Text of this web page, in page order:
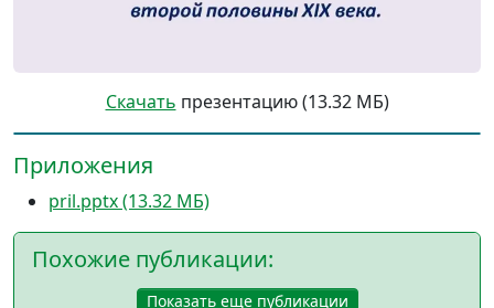
Скачать презентацию (13.32 МБ)
Приложения
pril.pptx (13.32 МБ)
Похожие публикации:
Показать еще публикации